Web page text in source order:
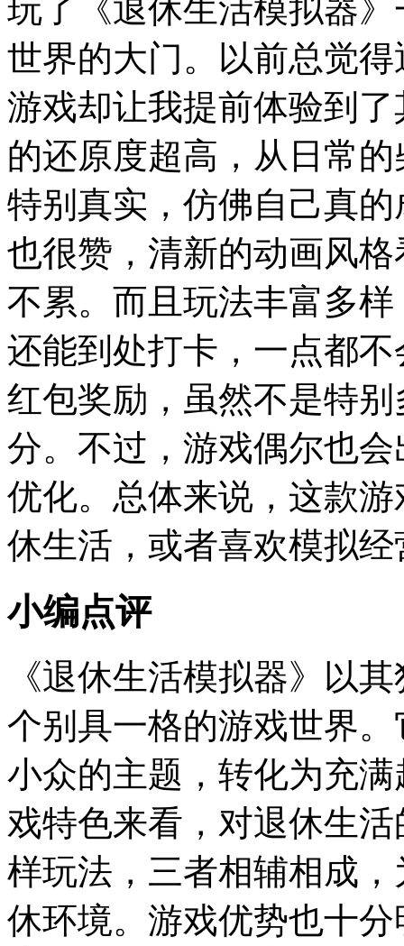
玩了《退休生活模拟器
世界的大门。以前总觉
游戏却让我提前体验到
的还原度超高，从日常
特别真实，仿佛自己真
也很赞，清新的动画风
不累。而且玩法丰富多
还能到处打卡，一点都
红包奖励，虽然不是特
分。不过，游戏偶尔也
优化。总体来说，这款
休生活，或者喜欢模拟
小编点评
《退休生活模拟器》以
个别具一格的游戏世界
小众的主题，转化为充
戏特色来看，对退休生
样玩法，三者相辅相成
休环境。游戏优势也十